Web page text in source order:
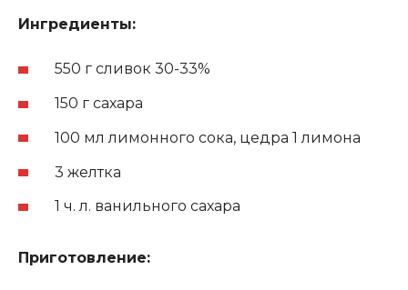
Ингредиенты:
550 г сливок 30-33%
150 г сахара
100 мл лимонного сока, цедра 1 лимона
3 желтка
1 ч. л. ванильного сахара
Приготовление: